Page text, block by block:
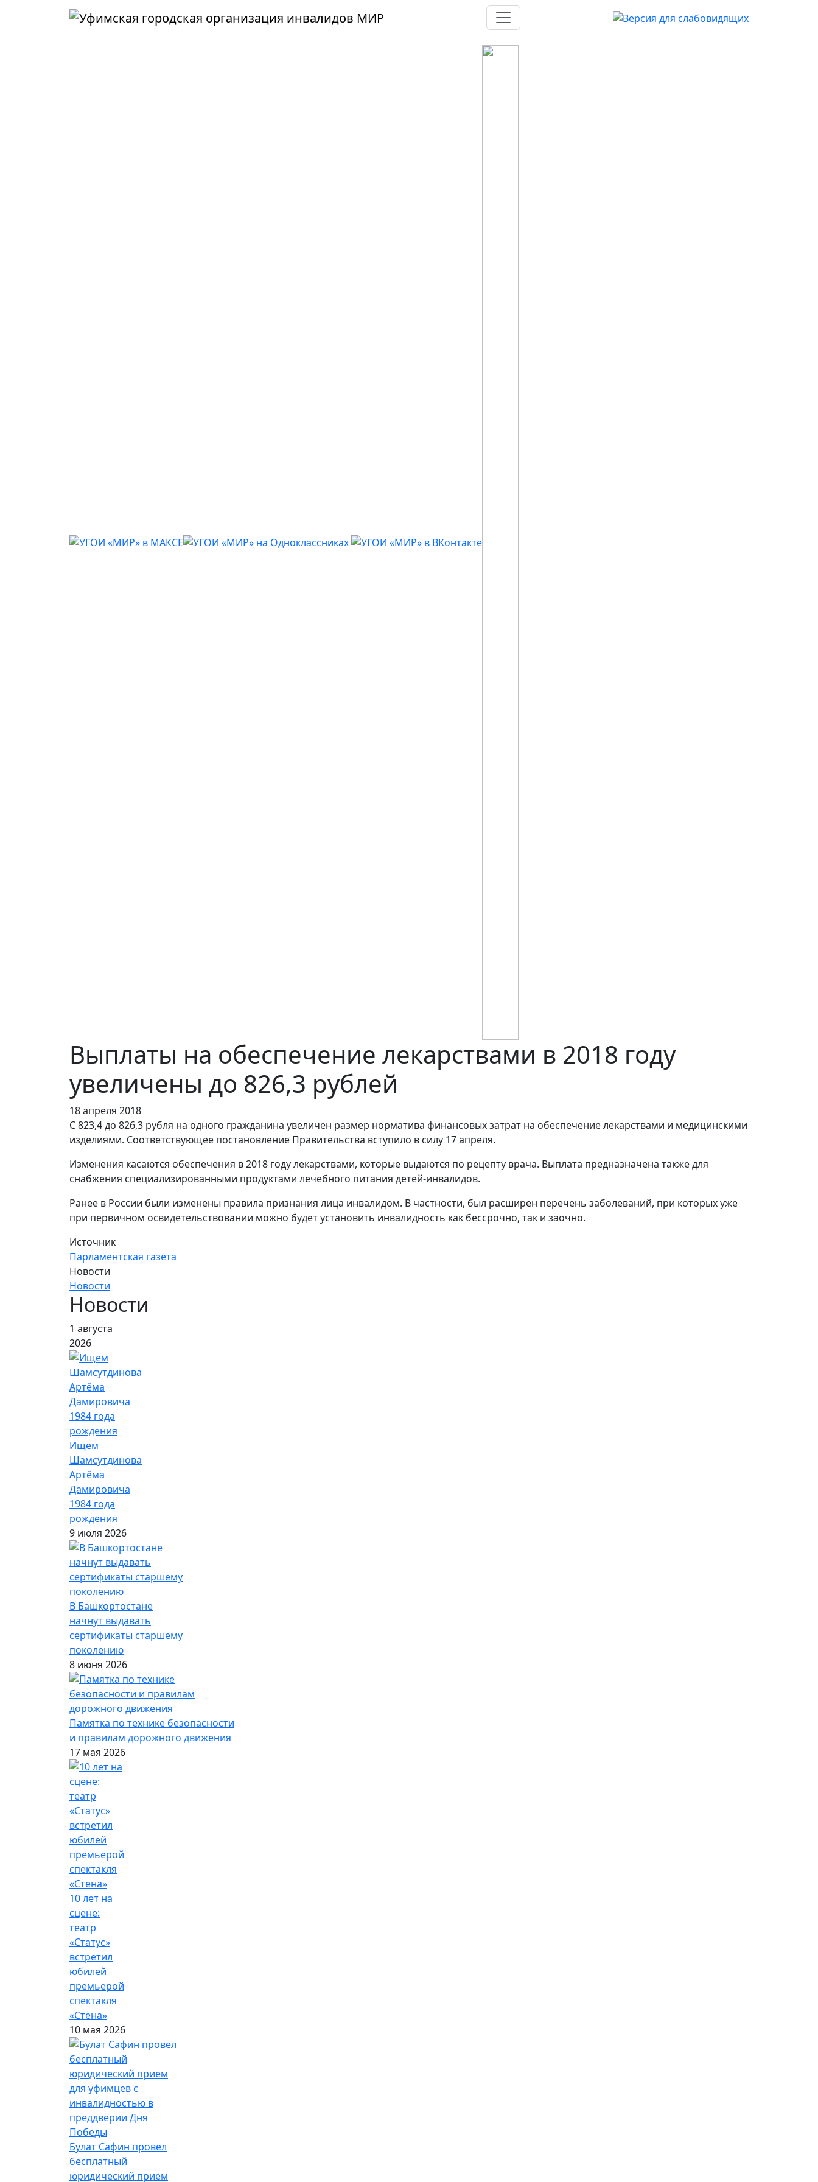
Перейти к основному содержанию
Выплаты на обеспечение лекарствами в 2018 году
увеличены до 826,3 рублей
18 апреля 2018
С 823,4 до 826,3 рубля на одного гражданина увеличен размер норматива финансовых затрат на обеспечение лекарствами и медицинскими
изделиями. Соответствующее постановление Правительства вступило в силу 17 апреля.
Изменения касаются обеспечения в 2018 году лекарствами, которые выдаются по рецепту врача. Выплата предназначена также для
снабжения специализированными продуктами лечебного питания детей-инвалидов.
Ранее в России были изменены правила признания лица инвалидом. В частности, был расширен перечень заболеваний, при которых уже
при первичном освидетельствовании можно будет установить инвалидность как бессрочно, так и заочно.
Источник
Парламентская газета
Новости
Новости
Новости
1 августа
2026
Ищем
Шамсутдинова
Артёма
Дамировича
1984 года
рождения
9 июля 2026
В Башкортостане
начнут выдавать
сертификаты старшему
поколению
8 июня 2026
Памятка по технике безопасности
и правилам дорожного движения
17 мая 2026
10 лет на
сцене:
театр
«Статус»
встретил
юбилей
премьерой
спектакля
«Стена»
10 мая 2026
Булат Сафин провел
бесплатный
юридический прием